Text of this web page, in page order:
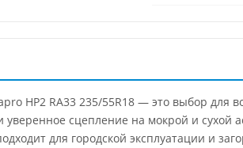
HP2 RA33 235/55R18 — это выбор для
уверенное сцепление на мокрой и сухой
для городской эксплуатации и